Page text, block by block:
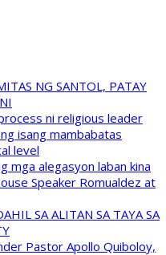
NG SANTOL, PATAY
ni religious leader
isang mambabatas
level
mga alegasyon laban kina
Speaker Romualdez at
SA ALITAN SA TAYA SA
Pastor Apollo Quiboloy,